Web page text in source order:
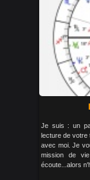
Je suis : un
lecture de votre
avec moi. Je
mission de
écoute...alors